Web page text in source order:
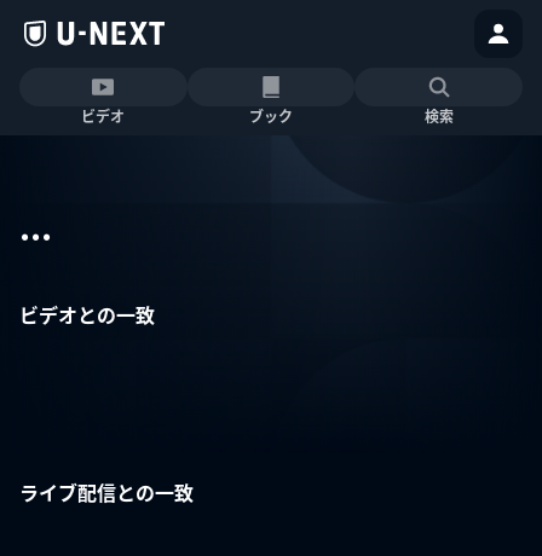
ビデオ ブック 検索
...
ビデオとの一致
ライブ配信との一致